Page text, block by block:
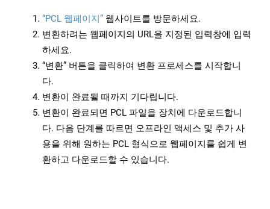
“PCL 웹페이지” 웹사이트를 방문하세요.
변환하려는 웹페이지의 URL을 지정된 입력창에 입력
하세요.
“변환” 버튼을 클릭하여 변환 프로세스를 시작합니
다.
변환이 완료될 때까지 기다립니다.
변환이 완료되면 PCL 파일을 장치에 다운로드합니
다. 다음 단계를 따르면 오프라인 액세스 및 추가 사
용을 위해 원하는 PCL 형식으로 웹페이지를 쉽게 변
환하고 다운로드할 수 있습니다.